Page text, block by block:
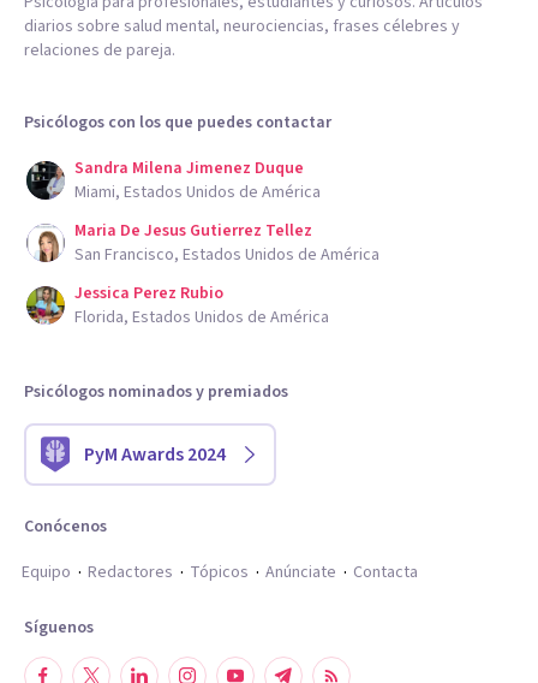
diarios sobre salud mental, neurociencias, frases célebres y
relaciones de pareja.
Psicólogos con los que puedes contactar
Sandra Milena Jimenez Duque
Miami, Estados Unidos de América
Maria De Jesus Gutierrez Tellez
San Francisco, Estados Unidos de América
Jessica Perez Rubio
Florida, Estados Unidos de América
Psicólogos nominados y premiados
PyM Awards 2024
Conócenos
Equipo
Redactores Tópicos Anúnciate Contacta
Síguenos